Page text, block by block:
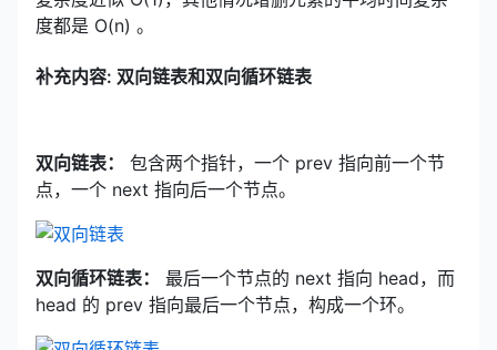
度都是 O(n) 。
补充内容: 双向链表和双向循环链表
双向链表：
包含两个指针，一个 prev 指向前一个节
点，一个 next 指向后一个节点。
双向循环链表：
最后一个节点的 next 指向 head，而
head 的 prev 指向最后一个节点，构成一个环。